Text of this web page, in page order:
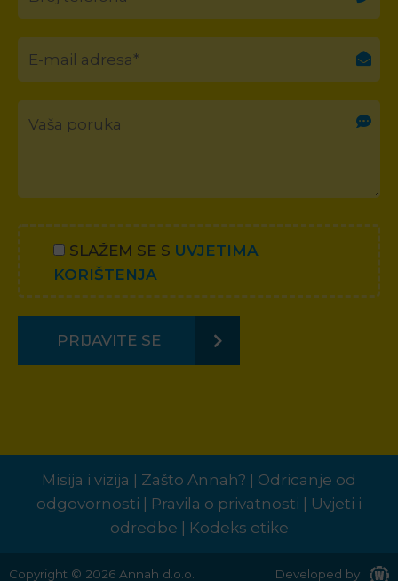
SLAŽEM SE S UVJETIMA
KORIŠTENJA
PRIJAVITE SE
Misija i vizija Zašto Annah?
Odricanje od
odgovornosti
Pravila o privatnosti
Uvjeti i
odredbe
Kodeks etike
Copyright © 2026 Annah d.o.o. Developed by